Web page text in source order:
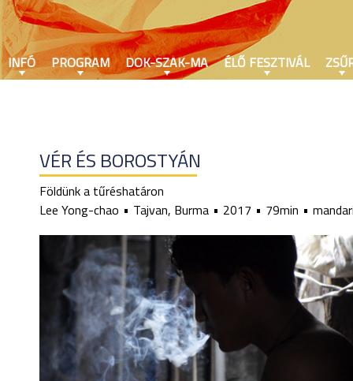
VÉR ÉS BOROSTYÁN
Földünk a tűréshatáron
Lee Yong-chao
Tajvan, Burma 2017 79min
INFÓ PROGRAM DOK-SZAK-MA ÉLŐ FESZTIVÁL